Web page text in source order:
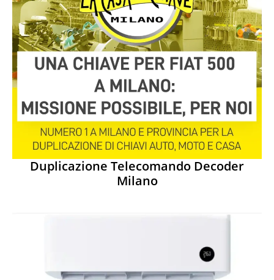
Duplicazione Telecomando Decoder
Milano